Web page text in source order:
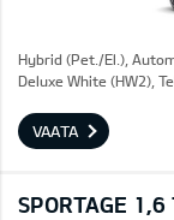
Hybrid (Pet./El.),
Deluxe White (HW2),
VAATA
SPORTAGE